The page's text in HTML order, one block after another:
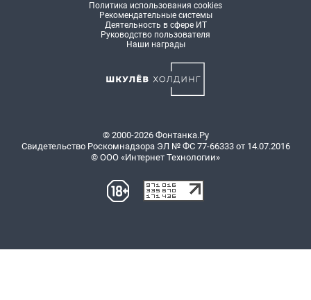
Политика использования cookies
Рекомендательные системы
Деятельность в сфере ИТ
Руководство пользователя
Наши награды
© 2000-2026 Фонтанка.Ру
Свидетельство Роскомнадзора ЭЛ № ФС 77-66333 от 14.07.2016
© ООО «Интернет Технологии»